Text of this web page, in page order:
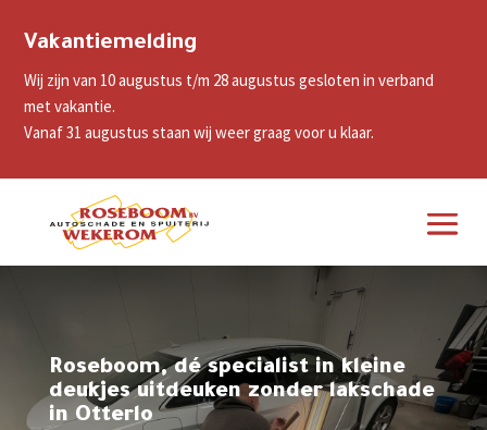
Vakantiemelding
Wij zijn van 10 augustus t/m 28 augustus gesloten in verband
met vakantie.
Vanaf 31 augustus staan wij weer graag voor u klaar.
Roseboom, dé specialist in kleine
deukjes uitdeuken zonder lakschade
in Otterlo